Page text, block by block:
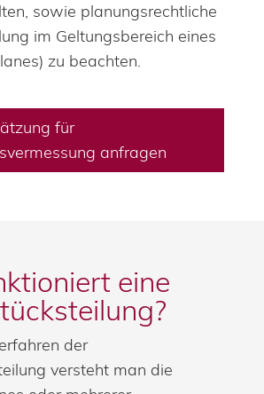
sowie planungsrechtliche
im Geltungsbereich eines
zu beachten.
für
anfragen
eine
der
versteht man die